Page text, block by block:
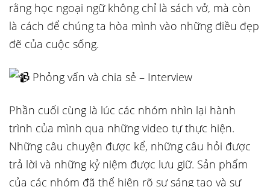
rằng học ngoại ngữ không chỉ là sách vở, mà còn
là cách để chúng ta hòa mình vào những điều đẹp
đẽ của cuộc sống.
Phỏng vấn và chia sẻ – Interview
Phần cuối cùng là lúc các nhóm nhìn lại hành
trình của mình qua những video tự thực hiện.
Những câu chuyện được kể, những câu hỏi được
trả lời và những kỷ niệm được lưu giữ. Sản phẩm
của các nhóm đã thể hiện rõ sự sáng tạo và sự